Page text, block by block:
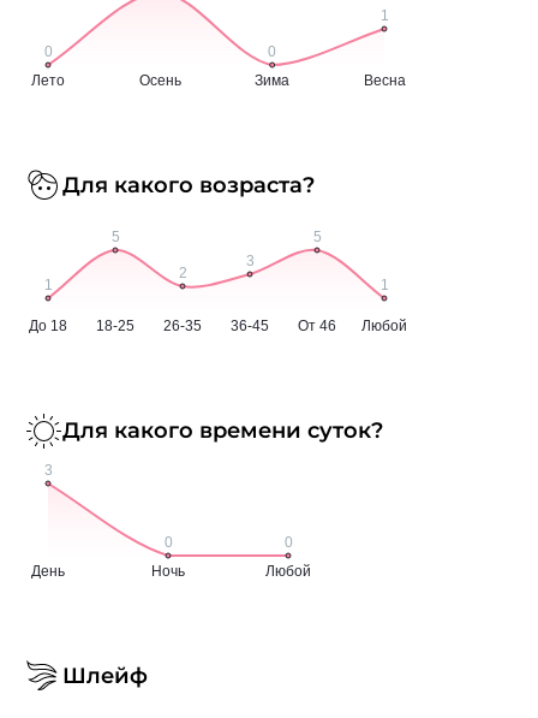
Для какого возраста?
Для какого времени суток?
Шлейф